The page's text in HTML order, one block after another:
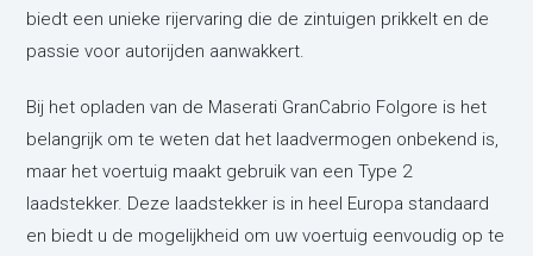
biedt een unieke rijervaring die de zintuigen prikkelt en de
passie voor autorijden aanwakkert.
Bij het opladen van de Maserati GranCabrio Folgore is het
belangrijk om te weten dat het laadvermogen onbekend is,
maar het voertuig maakt gebruik van een Type 2
laadstekker. Deze laadstekker is in heel Europa standaard
en biedt u de mogelijkheid om uw voertuig eenvoudig op te